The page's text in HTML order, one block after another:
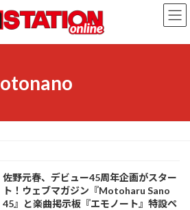
otonano
佐野元春、デビュー45周年企画がスター
ト！ウェブマガジン『Motoharu Sano
45』と楽曲掲示板『エモノート』特設ペ